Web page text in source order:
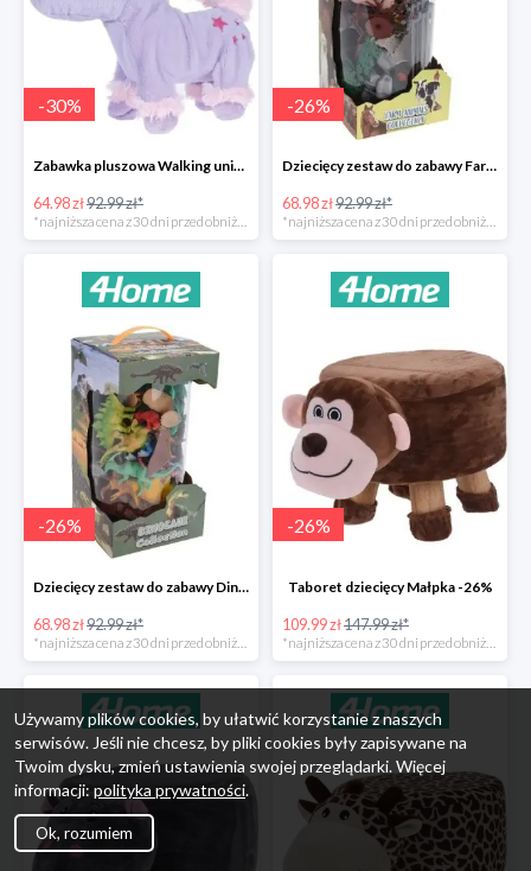
-30%
Zabawka pluszowa Walking unicorn -30%
64.98 zł92.99 zł*
*najniższa cena z 30 dni przed obniżką
-26%
Dziecięcy zestaw do zabawy Farm animals Collection -26%
68.98 zł92.99 zł*
*najniższa cena z 30 dni przed obniżką
-26%
Dziecięcy zestaw do zabawy Dinosaur Collection -26%
68.98 zł92.99 zł*
-26%
Taboret dziecięcy Małpka -26%
109.99 zł147.99 zł*
Używamy plików cookies, by ułatwić korzystanie z naszych
serwisów. Jeśli nie chcesz, by pliki cookies były zapisywane na
Twoim dysku, zmień ustawienia swojej przeglądarki. Więcej
informacji: polityka prywatności.
Ok, rozumiem